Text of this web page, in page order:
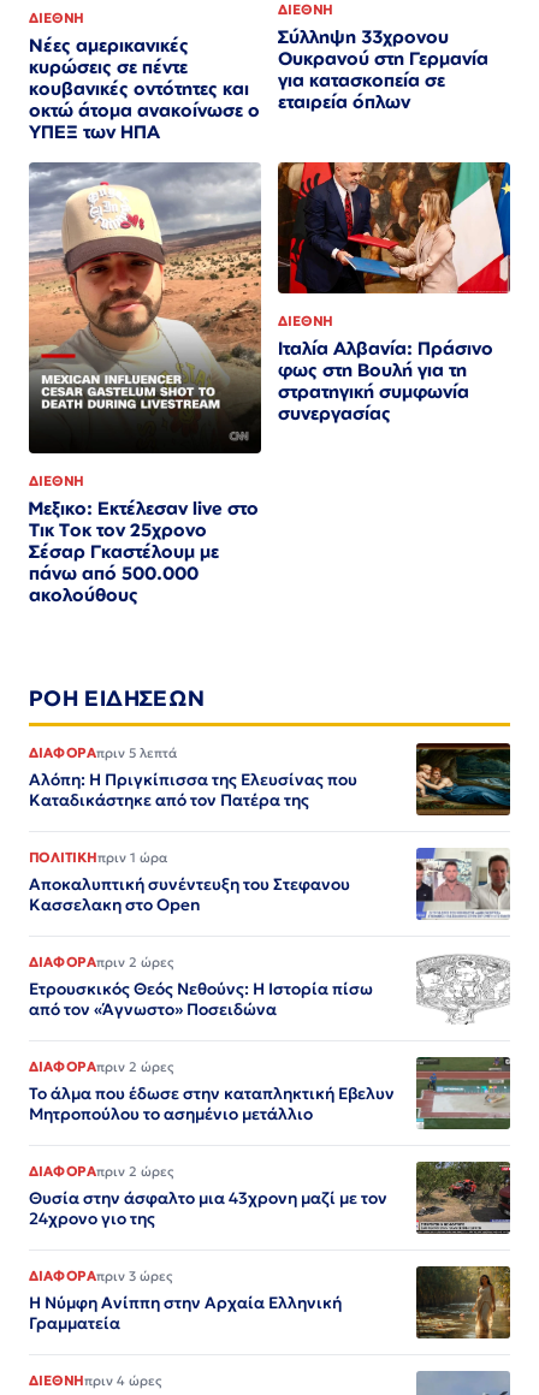
ΔΙΕΘΝΗ
Νέες αμερικανικές
κυρώσεις σε πέντε
κουβανικές οντότητες και
οκτώ άτομα ανακοίνωσε ο
ΥΠΕΞ των ΗΠΑ
ΔΙΕΘΝΗ
Σύλληψη 33χρονου
Ουκρανού στη Γερμανία
για κατασκοπεία σε
εταιρεία όπλων
ΔΙΕΘΝΗ
Μεξικο: Εκτέλεσαν live στο
Τικ Τοκ τον 25χρονο
Σέσαρ Γκαστέλουμ με
πάνω από 500.000
ακολούθους
ΔΙΕΘΝΗ
Ιταλία Αλβανία: Πράσινο
φως στη Βουλή για τη
στρατηγική συμφωνία
συνεργασίας
ΡΟΗ ΕΙΔΗΣΕΩΝ
ΔΙΑΦΟΡΑπριν 5 λεπτά
Αλόπη: Η Πριγκίπισσα της Ελευσίνας που
Καταδικάστηκε από τον Πατέρα της
ΠΟΛΙΤΙΚΗπριν 1 ώρα
Αποκαλυπτική συνέντευξη του Στεφανου
Κασσελακη στο Open
ΔΙΑΦΟΡΑπριν 2 ώρες
Ετρουσκικός Θεός Νεθούνς: Η Ιστορία πίσω
από τον «Άγνωστο» Ποσειδώνα
ΔΙΑΦΟΡΑπριν 2 ώρες
Το άλμα που έδωσε στην καταπληκτική Εβελυν
Μητροπούλου το ασημένιο μετάλλιο
ΔΙΑΦΟΡΑπριν 2 ώρες
Θυσία στην άσφαλτο μια 43χρονη μαζί με τον
24χρονο γιο της
ΔΙΑΦΟΡΑπριν 3 ώρες
Η Νύμφη Ανίππη στην Αρχαία Ελληνική
Γραμματεία
ΔΙΕΘΝΗπριν 4 ώρες